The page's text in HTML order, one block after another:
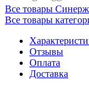
Все товары
Все товары
Отзывы
Оплата
Доставка